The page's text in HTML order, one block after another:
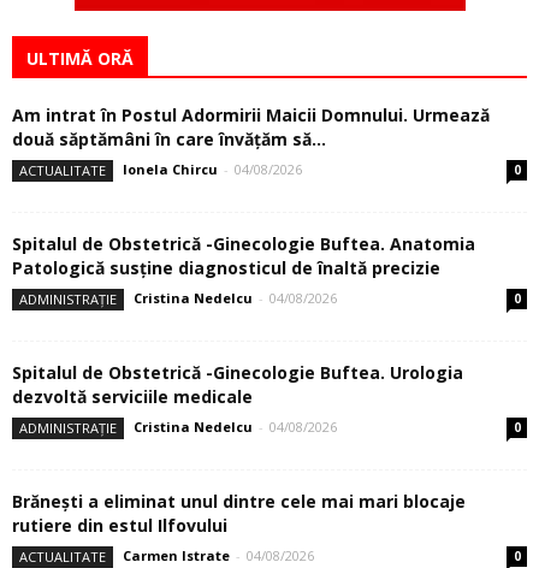
ULTIMĂ ORĂ
Am intrat în Postul Adormirii Maicii Domnului. Urmează
două săptămâni în care învăţăm să...
ACTUALITATE Ionela Chircu - 04/08/2026 0
Spitalul de Obstetrică -Ginecologie Buftea. Anatomia
Patologică susţine diagnosticul de înaltă precizie
ADMINISTRAȚIE Cristina Nedelcu - 04/08/2026 0
Spitalul de Obstetrică -Ginecologie Buftea. Urologia
dezvoltă serviciile medicale
ADMINISTRAȚIE Cristina Nedelcu - 04/08/2026 0
Brănești a eliminat unul dintre cele mai mari blocaje
rutiere din estul Ilfovului
ACTUALITATE Carmen Istrate - 04/08/2026 0